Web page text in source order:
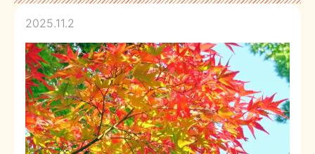
2025.11.2